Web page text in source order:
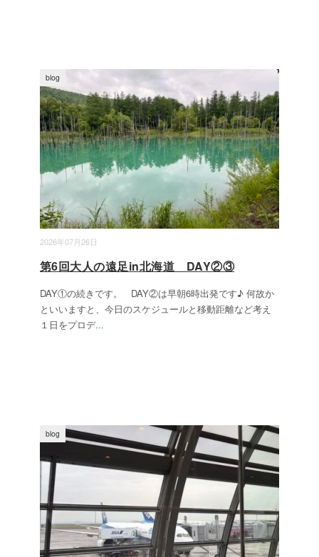
2026年07月26日
blog
第6回大人の遠足in北海道 DAY②③
DAY①の続きです。 DAY②は早朝6時出発です♪ 何故か
といいますと、今日のスケジュールと移動距離など考え
１日をプロデ...
blog